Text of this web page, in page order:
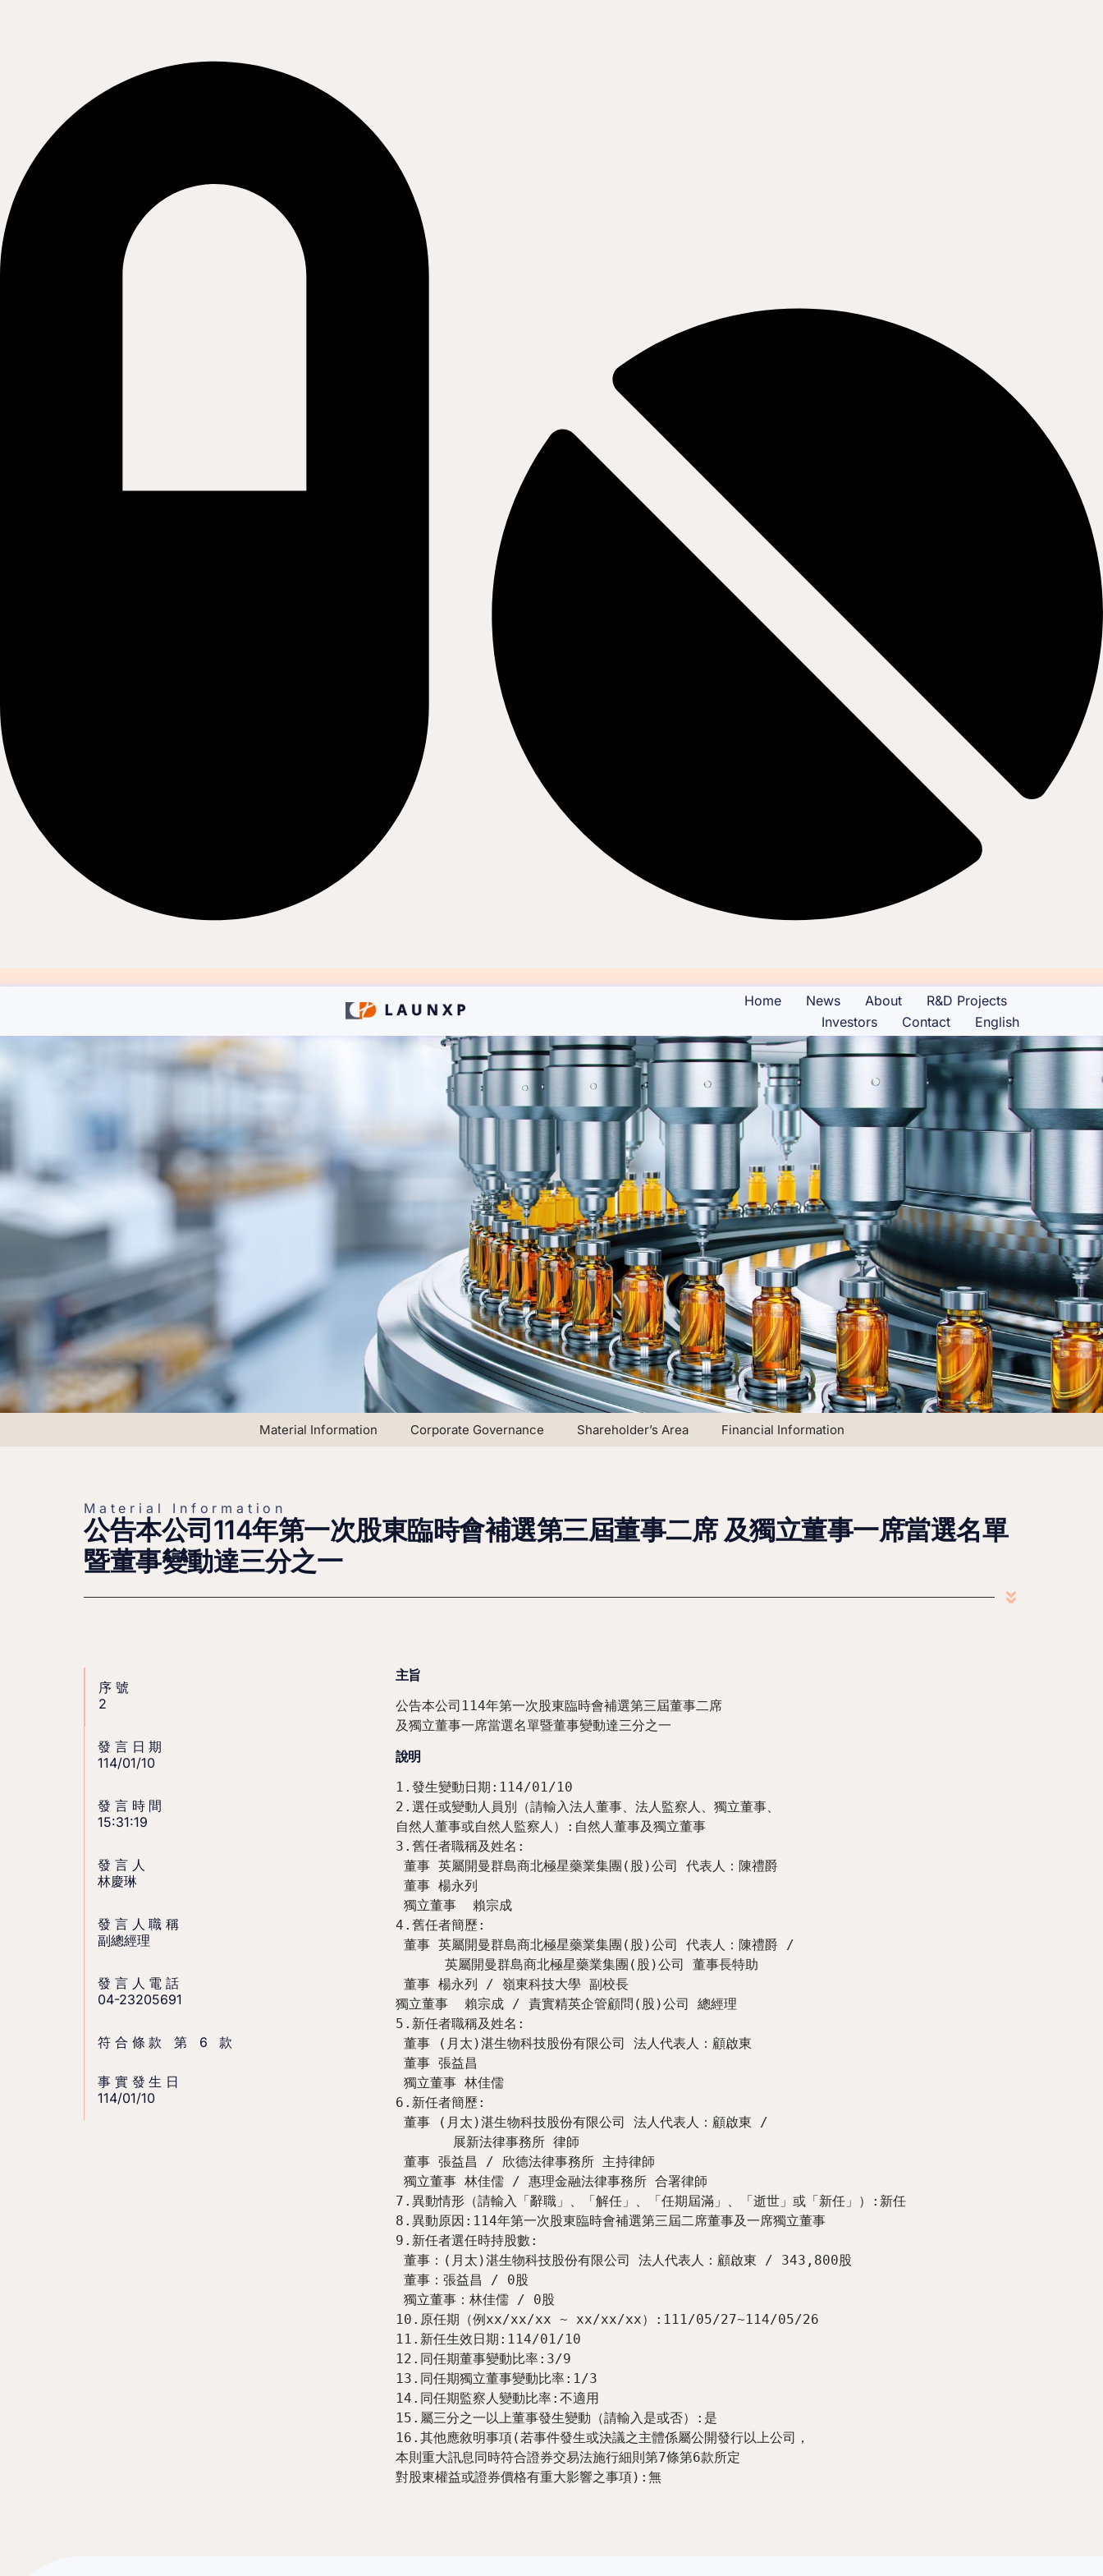
Home News About
R&D Projects
Investors
Contact English
Material Information Corporate Governance Shareholder’s Area Financial Information
Material Information
公告本公司114年第一次股東臨時會補選第三屆董事二席 及獨立董事一席當選名單
暨董事變動達三分之一
序號
2
發言日期
114/01/10
發言時間
15:31:19
發言人
林慶琳
發言人職稱
副總經理
發言人電話
04-23205691
符合條款 第 6 款
事實發生日
114/01/10
主旨
公告本公司114年第一次股東臨時會補選第三屆董事二席
及獨立董事一席當選名單暨董事變動達三分之一
說明
1.發生變動日期:114/01/10
2.選任或變動人員別（請輸入法人董事、法人監察人、獨立董事、
自然人董事或自然人監察人）:自然人董事及獨立董事
3.舊任者職稱及姓名:
4.舊任者簡歷:
獨立董事  賴宗成 / 責實精英企管顧問(股)公司 總經理
5.新任者職稱及姓名:
6.新任者簡歷:
7.異動情形（請輸入「辭職」、「解任」、「任期屆滿」、「逝世」或「新任」）:新任
8.異動原因:114年第一次股東臨時會補選第三屆二席董事及一席獨立董事
9.新任者選任時持股數:
10.原任期（例xx/xx/xx ~ xx/xx/xx）:111/05/27~114/05/26
11.新任生效日期:114/01/10
12.同任期董事變動比率:3/9
13.同任期獨立董事變動比率:1/3
14.同任期監察人變動比率:不適用
15.屬三分之一以上董事發生變動（請輸入是或否）:是
16.其他應敘明事項(若事件發生或決議之主體係屬公開發行以上公司，
本則重大訊息同時符合證券交易法施行細則第7條第6款所定
對股東權益或證券價格有重大影響之事項):無